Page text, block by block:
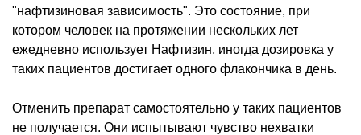
"нафтизиновая зависимость". Это состояние, при
котором человек на протяжении нескольких лет
ежедневно использует Нафтизин, иногда дозировка у
таких пациентов достигает одного флакончика в день.
Отменить препарат самостоятельно у таких пациентов
не получается. Они испытывают чувство нехватки